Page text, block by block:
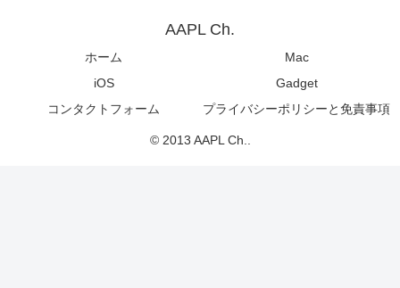
AAPL Ch.
ホーム
Mac
iOS
Gadget
コンタクトフォーム
プライバシーポリシーと免責事項
© 2013 AAPL Ch..